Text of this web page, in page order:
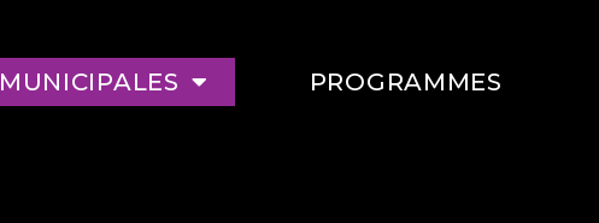
MUNICIPALES PROGRAMMES